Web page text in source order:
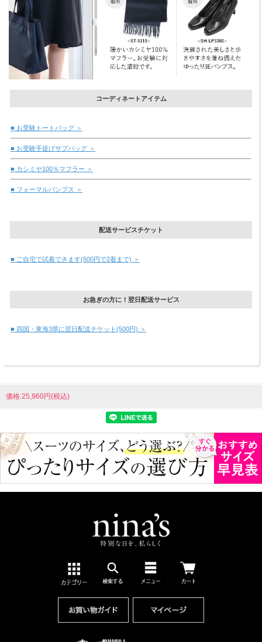
コーディネートアイテム
■ お受験トートバッグ ＞
■ お受験手提げサブバッグ ＞
■ カシミヤ100％マフラー ＞
■ フォーマルパンプス ＞
配送サービスチケット
■ ご自宅で試着できます(500円で2着まで) ＞
お急ぎの方に！翌日配送サービス
■ 四国・東海3県に翌日配送チケット(500円) ＞
価格:25,960円(税込)